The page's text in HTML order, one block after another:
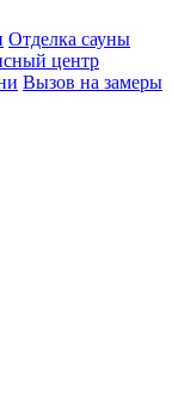
Отделка сауны
центр
Вызов на замеры